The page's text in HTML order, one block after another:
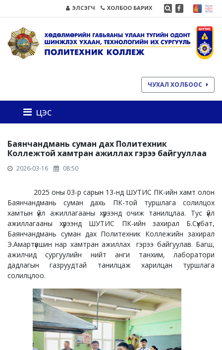
ЭЛСЭГЧ ХОЛБОО БАРИХ
ЧУХАЛ ХОЛБООС
цэс
Баянчандмань суман дах Политехник
Коллежтой хамтран ажиллах гэрээ байгууллаа
2026-03-16 08:50
2025 оны 03-р сарын 13-нд ШУТИС ПК-ийн хамт олон
Баянчандмань суман дахь ПК-той туршлага солилцох
хамтын үйл ажиллагааны хүрээнд очиж танилцлаа. Тус үйл
ажиллагааны хүрээнд ШУТИС ПК-ийн захирал Б.Сүхбат,
Баянчандмань суман дах Политехник Коллежийн захирал
Э.Амартүвшин нар хамтран ажиллах гэрээ байгуулав. Багш,
ажилчид сургуулийн нийт анги танхим, лаборатори
дадлагын газруудтай танилцаж харилцан туршлага
солилцлоо.